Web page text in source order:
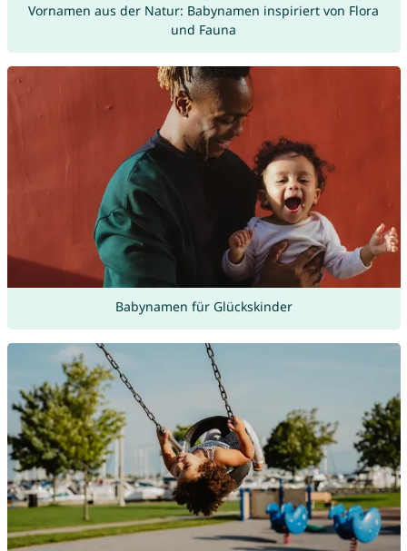
Vornamen aus der Natur: Babynamen inspiriert von Flora
und Fauna
Babynamen für Glückskinder